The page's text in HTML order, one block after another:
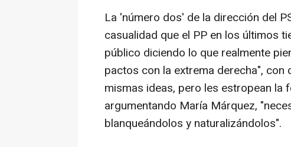
La 'número dos' de la dirección del
casualidad que el PP en los últimos
público diciendo lo que realmente
pactos con la extrema derecha", con
mismas ideas, pero les estropean la
argumentando María Márquez,
blanqueándolos y naturalizándolos".